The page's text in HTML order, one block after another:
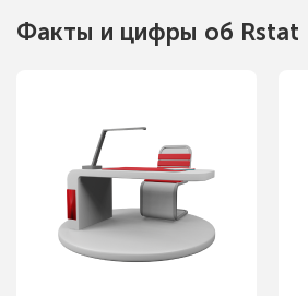
Факты и цифры об Rstat